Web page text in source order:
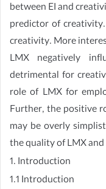
between EI and
predictor of
creativity. More
LMX negatively
detrimental for
role of LMX for
Further, the positive
may be overly
the quality of LMX
1. Introduction
1.1 Introduction